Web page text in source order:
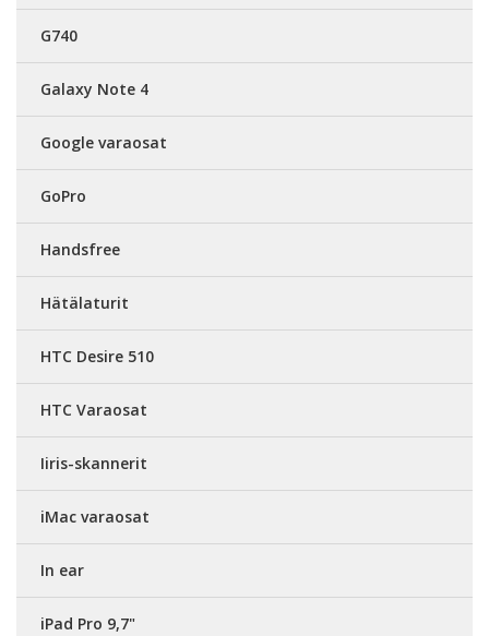
G740
Galaxy Note 4
Google varaosat
GoPro
Handsfree
Hätälaturit
HTC Desire 510
HTC Varaosat
Iiris-skannerit
iMac varaosat
In ear
iPad Pro 9,7"